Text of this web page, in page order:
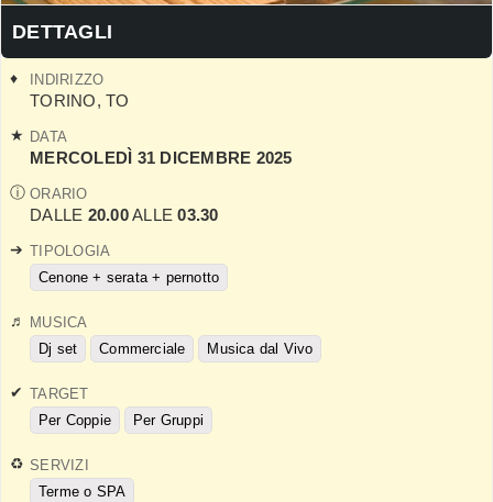
DETTAGLI
INDIRIZZO
TORINO, TO
DATA
MERCOLEDÌ 31 DICEMBRE 2025
ORARIO
DALLE 20.00ALLE03.30
TIPOLOGIA
Cenone + serata + pernotto
MUSICA
Dj set
Commerciale Musica dal Vivo
TARGET
Per Coppie
Per Gruppi
SERVIZI
Terme o SPA